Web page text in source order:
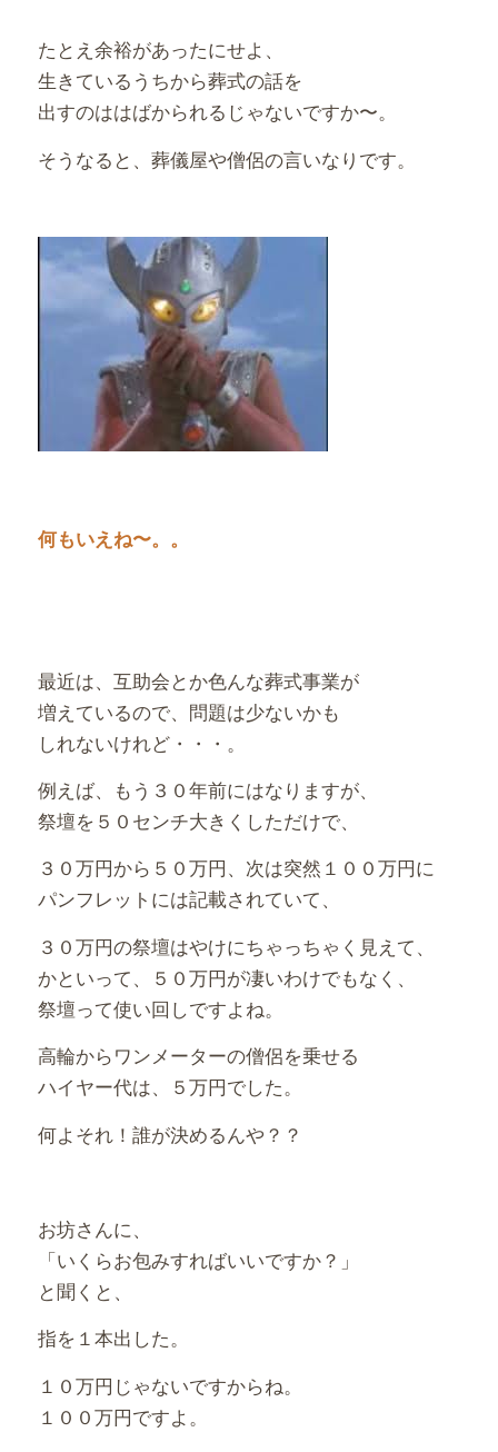
たとえ余裕があったにせよ、
生きているうちから葬式の話を
出すのははばかられるじゃないですか〜。
そうなると、葬儀屋や僧侶の言いなりです。
何もいえね〜。。
最近は、互助会とか色んな葬式事業が
増えているので、問題は少ないかも
しれないけれど・・・。
例えば、もう３０年前にはなりますが、
祭壇を５０センチ大きくしただけで、
３０万円から５０万円、次は突然１００万円に
パンフレットには記載されていて、
３０万円の祭壇はやけにちゃっちゃく見えて、
かといって、５０万円が凄いわけでもなく、
祭壇って使い回しですよね。
高輪からワンメーターの僧侶を乗せる
ハイヤー代は、５万円でした。
何よそれ！誰が決めるんや？？
お坊さんに、
「いくらお包みすればいいですか？」
と聞くと、
指を１本出した。
１０万円じゃないですからね。
１００万円ですよ。